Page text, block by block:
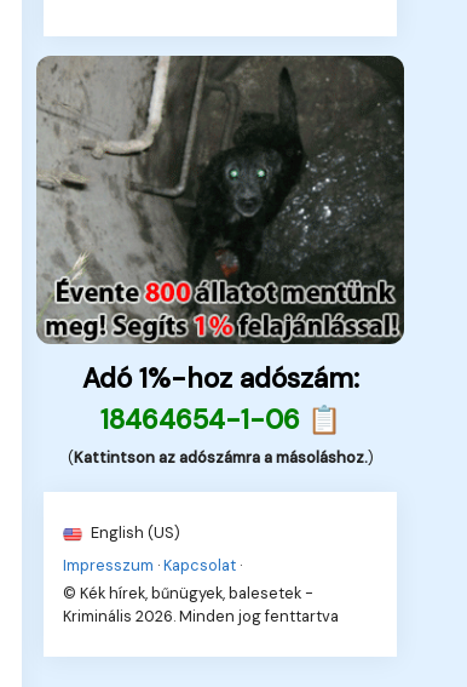
Adó 1%-hoz adószám:
18464654-1-06 📋
(Kattintson az adószámra a másoláshoz.)
English (US)
Impresszum ·Kapcsolat ·
© Kék hírek, bűnügyek, balesetek -
Kriminális 2026. Minden jog fenttartva